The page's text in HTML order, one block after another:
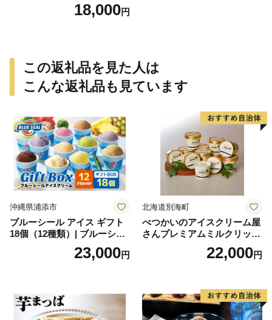
18,000円
この返礼品を見た人は
こんな返礼品も見ています
沖縄県浦添市
ブルーシール アイス ギフト
18個（12種類）| ブルーシー
ルアイス ブルーシールアイ
スクリーム 着日指定可能 送
誕生日 カップ 詰め合わせ バ
ラエティ | バニラ チョコレー
ト ストロベリー ピスタチオ
23,000円
北海道別海町
べつかいのアイスクリーム屋
さんプレミアムミルクリッチ
12個（AP-01）（ 北海道アイ
ス 北海道産アイス アイス ア
道産アイス 道産アイスクリ
ーム ギフト 詰合せ 詰め合わ
せ ふるさと納税 ）
22,000円